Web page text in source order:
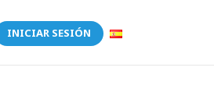
INICIAR SESIÓN